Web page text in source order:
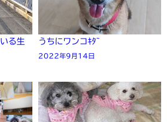
る生
うちにワンコｷﾀ~
2022年9月14日